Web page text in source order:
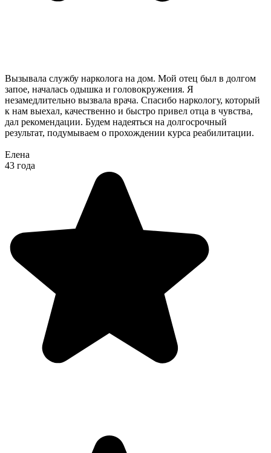
Вызывала службу нарколога на дом. Мой отец был в долгом
запое, началась одышка и головокружения. Я
незамедлительно вызвала врача. Спасибо наркологу, который
к нам выехал, качественно и быстро привел отца в чувства,
дал рекомендации. Будем надеяться на долгосрочный
результат, подумываем о прохождении курса реабилитации.
Елена
43 года